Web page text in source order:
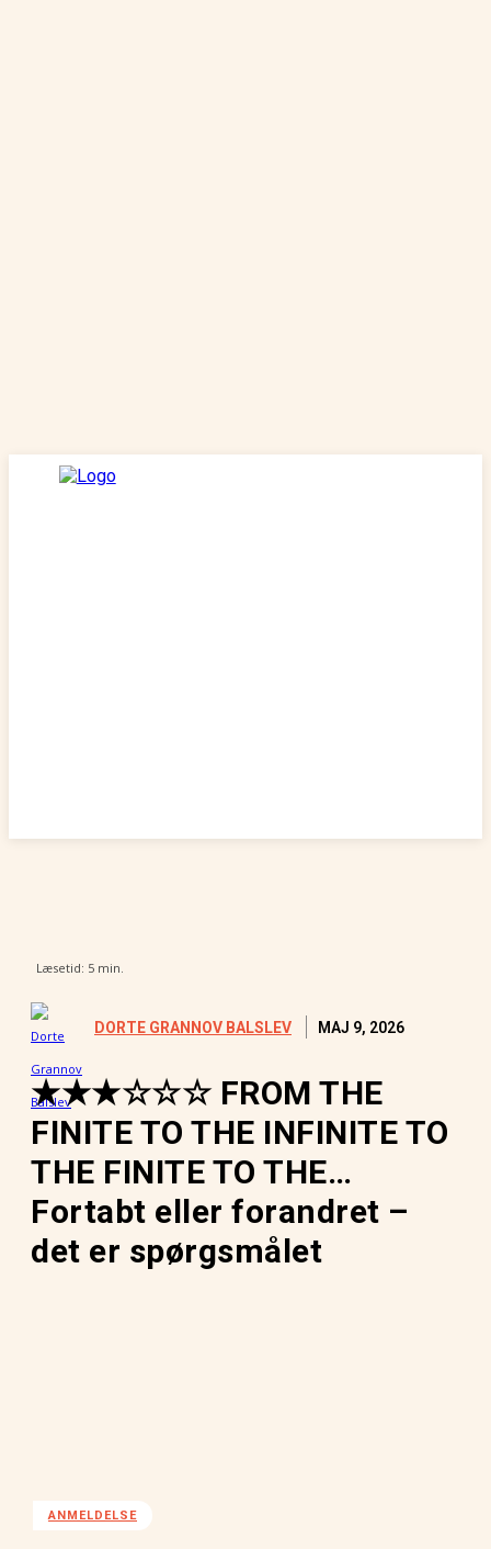
Læsetid: 5 min.
DORTE GRANNOV BALSLEV MAJ 9, 2026
★★★☆☆☆ FROM THE
FINITE TO THE INFINITE TO
THE FINITE TO THE…
Fortabt eller forandret –
det er spørgsmålet
ANMELDELSE